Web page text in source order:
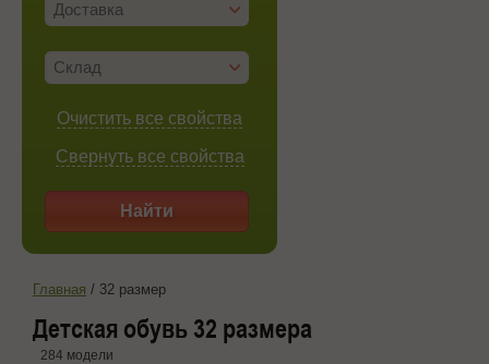
Доставка
Склад
Очистить все свойства
Свернуть все свойства
Найти
Главная / 32 размер
Детская обувь 32 размера
284 модели